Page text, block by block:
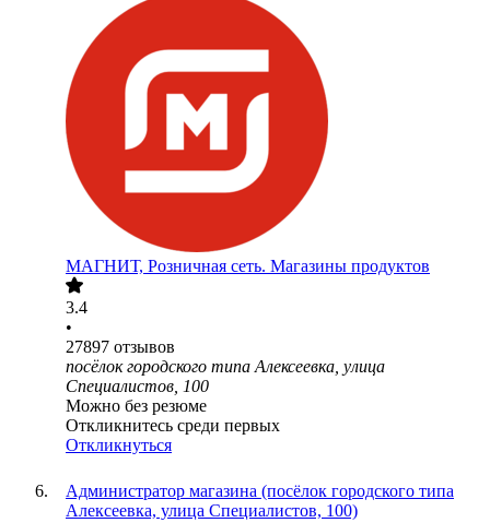
МАГНИТ, Розничная сеть. Магазины продуктов
3.4
•
27897 отзывов
посёлок городского типа Алексеевка, улица
Специалистов, 100
Можно без резюме
Откликнитесь среди первых
Откликнуться
Администратор магазина (посёлок городского типа
Алексеевка, улица Специалистов, 100)